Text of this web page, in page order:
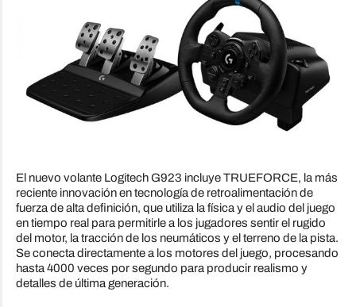
El nuevo volante Logitech G923 incluye TRUEFORCE, la más
reciente innovación en tecnología de retroalimentación de
fuerza de alta definición, que utiliza la física y el audio del juego
en tiempo real para permitirle a los jugadores sentir el rugido
del motor, la tracción de los neumáticos y el terreno de la pista.
Se conecta directamente a los motores del juego, procesando
hasta 4000 veces por segundo para producir realismo y
detalles de última generación.